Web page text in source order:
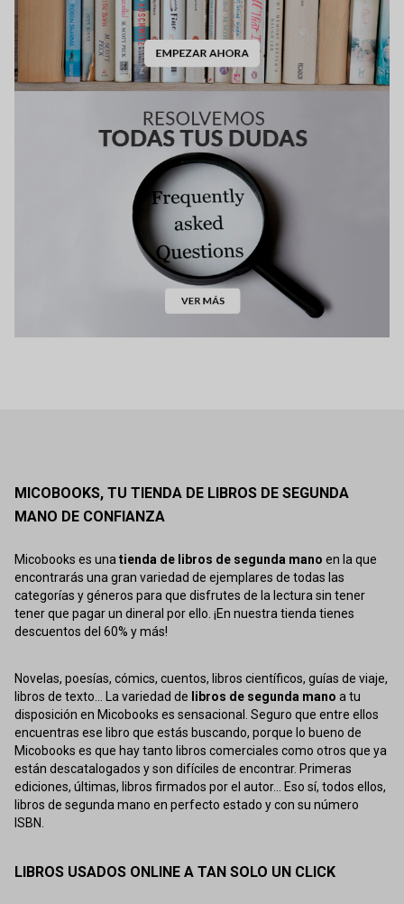
MICOBOOKS, TU TIENDA DE LIBROS DE SEGUNDA
MANO DE CONFIANZA
Micobooks es unatienda de libros de segunda mano en la que
encontrarás una gran variedad de ejemplares de todas las
categorías y géneros para que disfrutes de la lectura sin tener
tener que pagar un dineral por ello. ¡En nuestra tienda tienes
descuentos del 60% y más!
Novelas, poesías, cómics, cuentos, libros científicos, guías de viaje,
libros de texto... La variedad de libros de segunda mano a tu
disposición en Micobooks es sensacional. Seguro que entre ellos
encuentras ese libro que estás buscando, porque lo bueno de
Micobooks es que hay tanto libros comerciales como otros que ya
están descatalogados y son difíciles de encontrar. Primeras
ediciones, últimas, libros firmados por el autor... Eso sí, todos ellos,
libros de segunda mano en perfecto estado y con su número
ISBN.
LIBROS USADOS ONLINE A TAN SOLO UN CLICK